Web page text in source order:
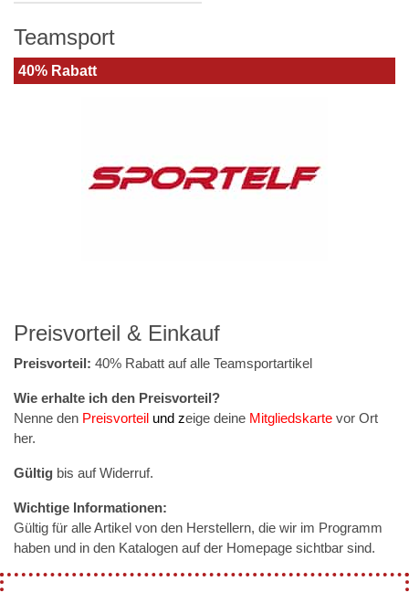
Teamsport
40% Rabatt
Preisvorteil & Einkauf
Preisvorteil: 40% Rabatt auf alle Teamsportartikel
Wie erhalte ich den Preisvorteil?
Nenne den Preisvorteil und zeige deine Mitgliedskarte vor Ort
her.
Gültig bis auf Widerruf.
Wichtige Informationen:
Gültig für alle Artikel von den Herstellern, die wir im Programm
haben und in den Katalogen auf der Homepage sichtbar sind.